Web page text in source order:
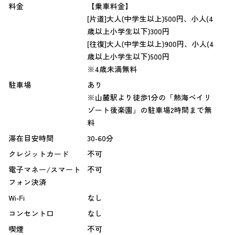
料金
【乗車料金】
[片道]大人(中学生以上)500円、小人(4
歳以上小学生以下)300円
[往復]大人(中学生以上)900円、小人(4
歳以上小学生以下)500円
※4歳未満無料
駐車場
あり
※山麓駅より徒歩1分の「熱海ベイリ
ゾート後楽園」の駐車場2時間まで無
料
滞在目安時間
30-60分
クレジットカード
不可
電子マネー/スマート
フォン決済
不可
Wi-Fi
なし
コンセント口
なし
喫煙
不可